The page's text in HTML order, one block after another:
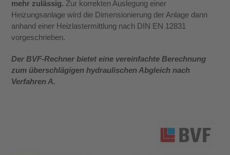
mehr zulässig. Zur korrekten Auslegung einer
Heizungsanlage wird die Dimensionierung der Anlage dann
anhand einer Heizlastermittlung nach DIN EN 12831
vorgeschrieben.
Der BVF-Rechner bietet eine vereinfachte Berechnung
zum überschlägigen hydraulischen Abgleich nach
Verfahren A.